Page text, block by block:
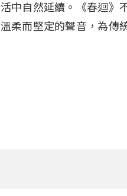
中自然延續。《春迴》
柔而堅定的聲音，為傳